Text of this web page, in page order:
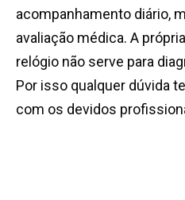
acompanhamento diário,
avaliação médica. A
relógio não serve para
Por isso qualquer dúvida
com os devidos